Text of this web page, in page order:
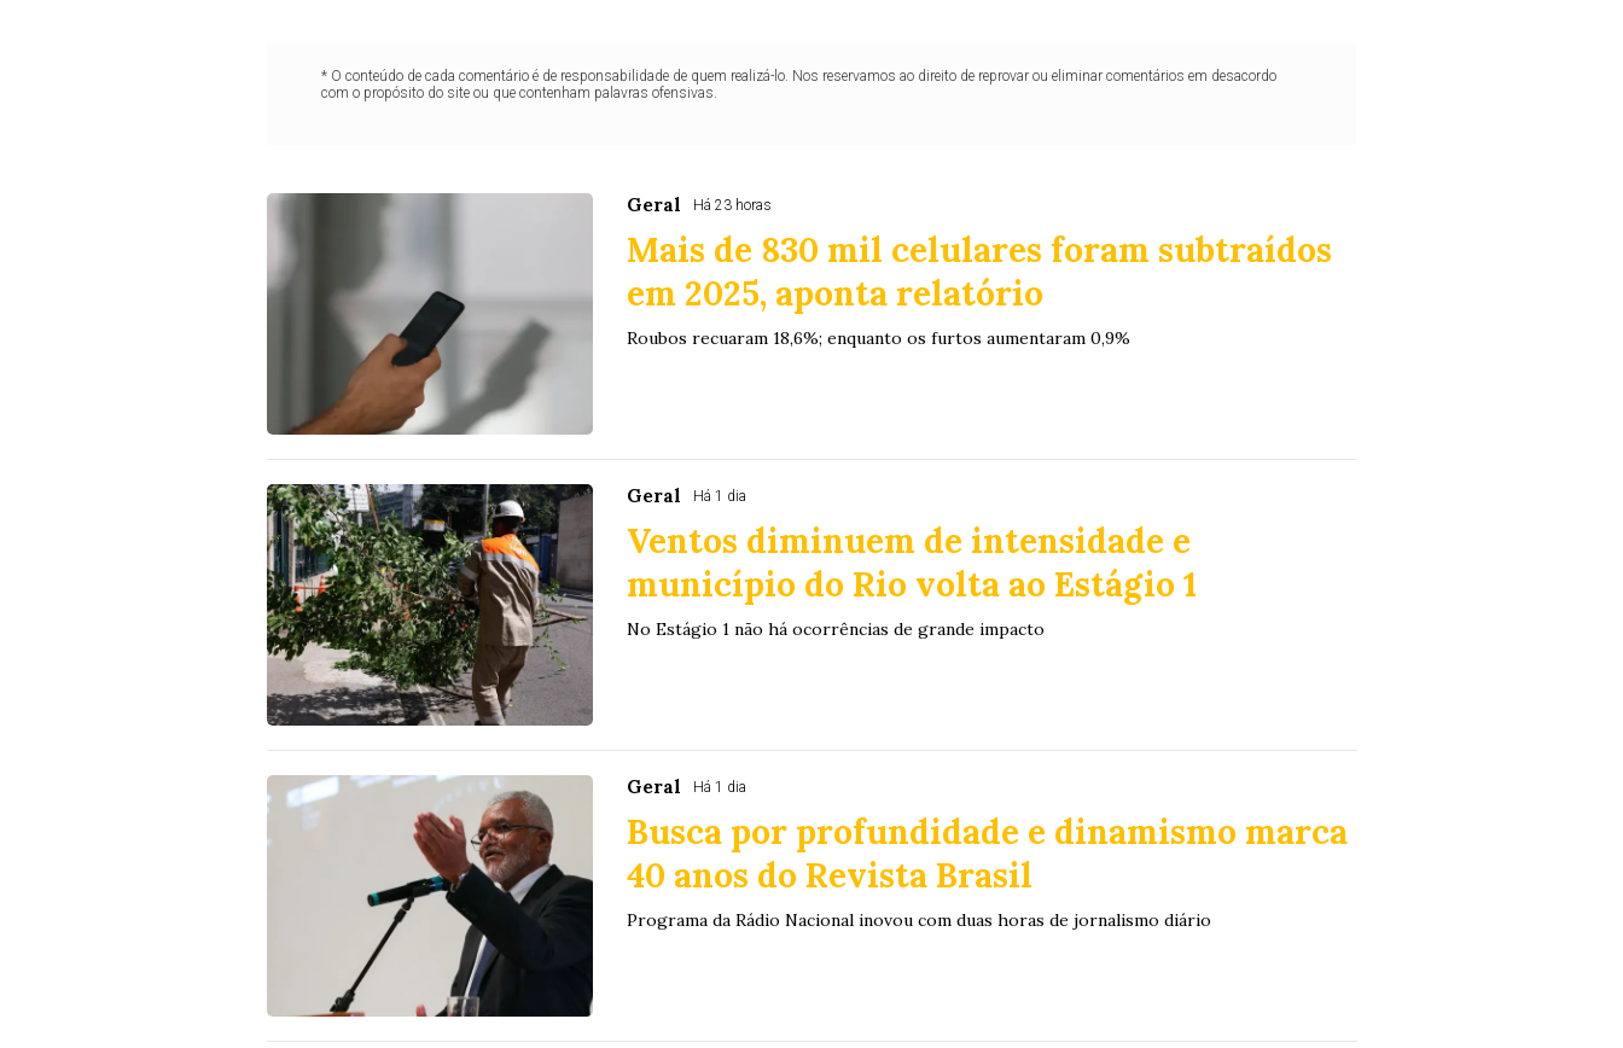
* O conteúdo de cada comentário é de responsabilidade de quem realizá-lo. Nos reservamos ao direito de reprovar ou eliminar comentários em desacordo
com o propósito do site ou que contenham palavras ofensivas.
Geral Há 23 horas
Mais de 830 mil celulares foram subtraídos
em 2025, aponta relatório
Roubos recuaram 18,6%; enquanto os furtos aumentaram 0,9%
Geral Há 1 dia
Ventos diminuem de intensidade e
município do Rio volta ao Estágio 1
No Estágio 1 não há ocorrências de grande impacto
Geral Há 1 dia
Busca por profundidade e dinamismo marca
40 anos do Revista Brasil
Programa da Rádio Nacional inovou com duas horas de jornalismo diário